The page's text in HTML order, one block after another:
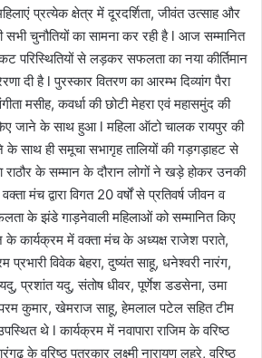
प्रत्येक क्षेत्र में दूरदर्शिता, जीवंत उत्साह और
सभी चुनौतियों का सामना कर रही है l आज सम्मानित
परिस्थितियों से लड़कर सफलता का नया कीर्तिमान
दी है l पुरस्कार वितरण का आरम्भ दिव्यांग पैरा
मसीह, कवर्धा की छोटी मेहरा एवं महासमुंद की
किए जाने के साथ हुआ l महिला ऑटो चालक रायपुर की
के साथ ही समूचा सभागृह तालियों की गड़गड़ाहट से
के सम्मान के दौरान लोगों ने खड़े होकर उनकी
मंच द्वारा विगत 20 वर्षों से प्रतिवर्ष जीवन व
के झंडे गाड़नेवाली महिलाओं को सम्मानित किए
कार्यक्रम में वक्ता मंच के अध्यक्ष राजेश पराते,
विवेक बेहरा, दुष्यंत साहू, धनेश्वरी नारंग,
प्रशांत यदु, संतोष धीवर, पूर्णेश डडसेना, उमा
कुमार, खेमराज साहू, हेमलाल पटेल सहित टीम
थे l कार्यक्रम में नवापारा राजिम के वरिष्ठ
के वरिष्ठ पत्रकार लक्ष्मी नारायण लहरे, वरिष्ठ